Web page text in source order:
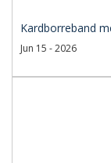
Kardborreband
Jun 15 - 2026